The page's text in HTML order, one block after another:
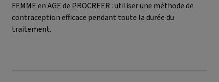
FEMME en AGE de PROCREER : utiliser une méthode de
contraception efficace pendant toute la durée du
traitement.